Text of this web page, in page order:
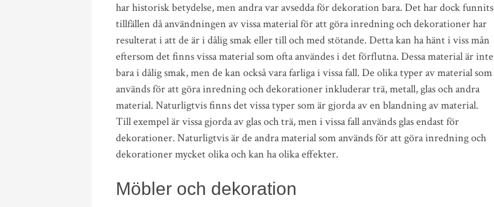
har historisk betydelse, men andra var avsedda för dekoration bara. Det har dock funnits
tillfällen då användningen av vissa material för att göra inredning och dekorationer har
resulterat i att de är i dålig smak eller till och med stötande. Detta kan ha hänt i viss mån
eftersom det finns vissa material som ofta användes i det förflutna. Dessa material är inte
bara i dålig smak, men de kan också vara farliga i vissa fall. De olika typer av material som
används för att göra inredning och dekorationer inkluderar trä, metall, glas och andra
material. Naturligtvis finns det vissa typer som är gjorda av en blandning av material.
Till exempel är vissa gjorda av glas och trä, men i vissa fall används glas endast för
dekorationer. Naturligtvis är de andra material som används för att göra inredning och
dekorationer mycket olika och kan ha olika effekter.
Möbler och dekoration